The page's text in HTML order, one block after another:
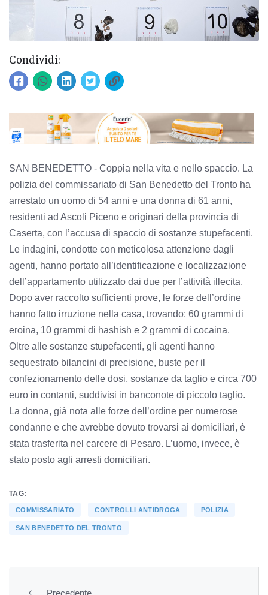
Condividi:
SAN BENEDETTO - Coppia nella vita e nello spaccio. La
polizia del commissariato di San Benedetto del Tronto ha
arrestato un uomo di 54 anni e una donna di 61 anni,
residenti ad Ascoli Piceno e originari della provincia di
Caserta, con l’accusa di spaccio di sostanze stupefacenti.
Le indagini, condotte con meticolosa attenzione dagli
agenti, hanno portato all’identificazione e localizzazione
dell’appartamento utilizzato dai due per l’attività illecita.
Dopo aver raccolto sufficienti prove, le forze dell’ordine
hanno fatto irruzione nella casa, trovando: 60 grammi di
eroina, 10 grammi di hashish e 2 grammi di cocaina.
Oltre alle sostanze stupefacenti, gli agenti hanno
sequestrato bilancini di precisione, buste per il
confezionamento delle dosi, sostanze da taglio e circa 700
euro in contanti, suddivisi in banconote di piccolo taglio.
La donna, già nota alle forze dell’ordine per numerose
condanne e che avrebbe dovuto trovarsi ai domiciliari, è
stata trasferita nel carcere di Pesaro. L’uomo, invece, è
stato posto agli arresti domiciliari.
TAG:
COMMISSARIATO CONTROLLI ANTIDROGA POLIZIA
SAN BENEDETTO DEL TRONTO
Precedente